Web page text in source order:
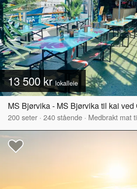
13 500 krlokalleie
MS Bjørvika - MS Bjørvika til kai ved
200seter · 240stående · Medbrakt mat